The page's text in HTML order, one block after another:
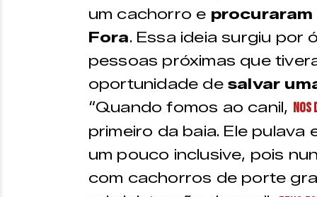
um cachorro e procuraram
Fora. Essa ideia surgiu por
pessoas próximas que
oportunidade de salvar
“Quando fomos ao canil, nos
primeiro da baia. Ele pulava
um pouco inclusive, pois
com cachorros de porte